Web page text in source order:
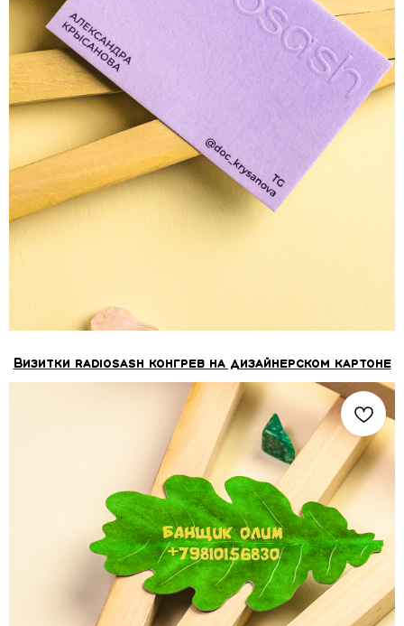
Визитки radiosash конгрев на дизайнерском картоне